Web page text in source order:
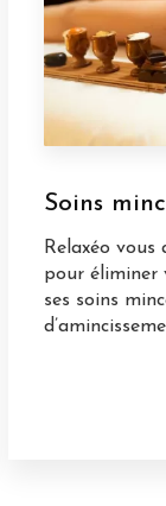
Soins
Relaxéo
pour éliminer
ses soins